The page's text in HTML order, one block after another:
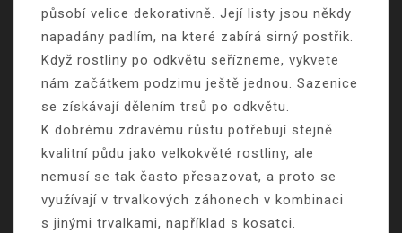
působí velice dekorativně. Její listy jsou někdy
napadány padlím, na které zabírá sirný postřik.
Když rostliny po odkvětu seřízneme, vykvete
nám začátkem podzimu ještě jednou. Sazenice
se získávají dělením trsů po odkvětu.
K dobrému zdravému růstu potřebují stejně
kvalitní půdu jako velkokvěté rostliny, ale
nemusí se tak často přesazovat, a proto se
využívají v trvalkových záhonech v kombinaci
s jinými trvalkami, například s kosatci.